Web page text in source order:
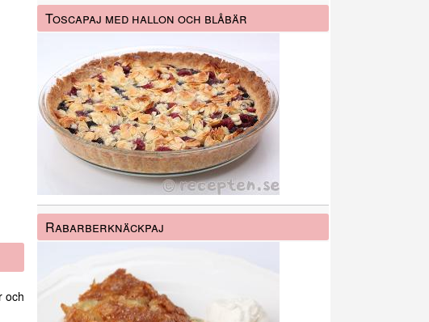
och
Toscapaj med hallon och blåbär
Rabarberknäckpaj